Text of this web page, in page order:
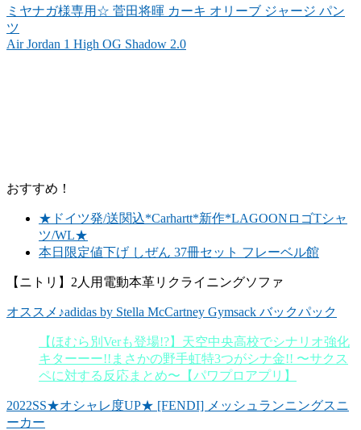
ミヤナガ様専用☆ 菅田将暉 カーキ オリーブ ジャージ パン
ツ
Air Jordan 1 High OG Shadow 2.0
おすすめ！
★ドイツ発/送関込*Carhartt*新作*LAGOONロゴTシャ
ツ/WL★
本日限定値下げ しぜん 37冊セット フレーベル館
【ニトリ】2人用電動本革リクライニングソファ
オススメ♪adidas by Stella McCartney Gymsack バックパック
【ほむら別Verも登場!?】天空中央高校でシナリオ強化
キターーー!!まさかの野手虹特3つがシナ金!! 〜サクス
ペに対する反応まとめ〜【パワプロアプリ】
2022SS★オシャレ度UP★ [FENDI] メッシュランニングスニ
ーカー